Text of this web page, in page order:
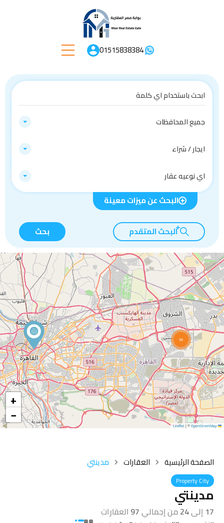
01515838384
جميع المحافظات
ايجار / شراء
اي نوعيه عقار
البحث عن ميزات معينة
البحث المتقدم بحث
96
+
−
Leaflet
|©OpenStreetMap
الصفحة الرئيسية العقارات مدينتي
Property City
مدينتي
17 إلى24من إجمالي97 العقارات